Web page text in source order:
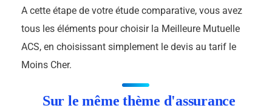
A cette étape de votre étude comparative, vous avez
tous les éléments pour choisir la Meilleure Mutuelle
ACS, en choisissant simplement le devis au tarif le
Moins Cher.
Sur le même thème d'assurance